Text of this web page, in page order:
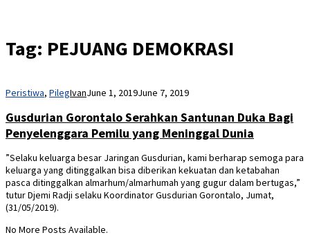
Tag: PEJUANG DEMOKRASI
Peristiwa, PilegIvanJune 1, 2019June 7, 2019
Gusdurian Gorontalo Serahkan Santunan Duka Bagi
Penyelenggara Pemilu yang Meninggal Dunia
”Selaku keluarga besar Jaringan Gusdurian, kami berharap semoga para
keluarga yang ditinggalkan bisa diberikan kekuatan dan ketabahan
pasca ditinggalkan almarhum/almarhumah yang gugur dalam bertugas,”
tutur Djemi Radji selaku Koordinator Gusdurian Gorontalo, Jumat,
(31/05/2019).
No More Posts Available.